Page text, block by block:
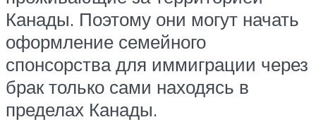
Канады. Поэтому они могут начать
оформление семейного
спонсорства для иммиграции через
брак только сами находясь в
пределах Канады.